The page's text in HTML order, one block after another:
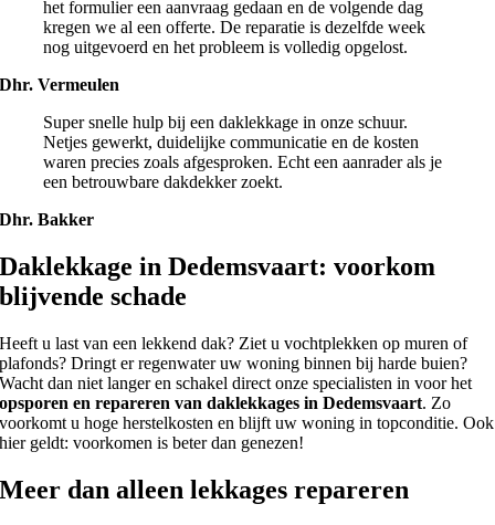
het formulier een aanvraag gedaan en de volgende dag
kregen we al een offerte. De reparatie is dezelfde week
nog uitgevoerd en het probleem is volledig opgelost.
Dhr. Vermeulen
Super snelle hulp bij een daklekkage in onze schuur.
Netjes gewerkt, duidelijke communicatie en de kosten
waren precies zoals afgesproken. Echt een aanrader als je
een betrouwbare dakdekker zoekt.
Dhr. Bakker
Daklekkage in Dedemsvaart: voorkom
blijvende schade
Heeft u last van een lekkend dak? Ziet u vochtplekken op muren of
plafonds? Dringt er regenwater uw woning binnen bij harde buien?
Wacht dan niet langer en schakel direct onze specialisten in voor het
opsporen en repareren van daklekkages in Dedemsvaart. Zo
voorkomt u hoge herstelkosten en blijft uw woning in topconditie. Ook
hier geldt: voorkomen is beter dan genezen!
Meer dan alleen lekkages repareren